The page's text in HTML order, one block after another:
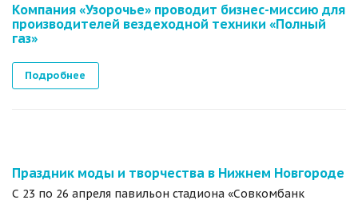
Компания «Узорочье» проводит бизнес-миссию для
производителей вездеходной техники «Полный
газ»
Подробнее
Праздник моды и творчества в Нижнем Новгороде
С 23 по 26 апреля павильон стадиона «Совкомбанк